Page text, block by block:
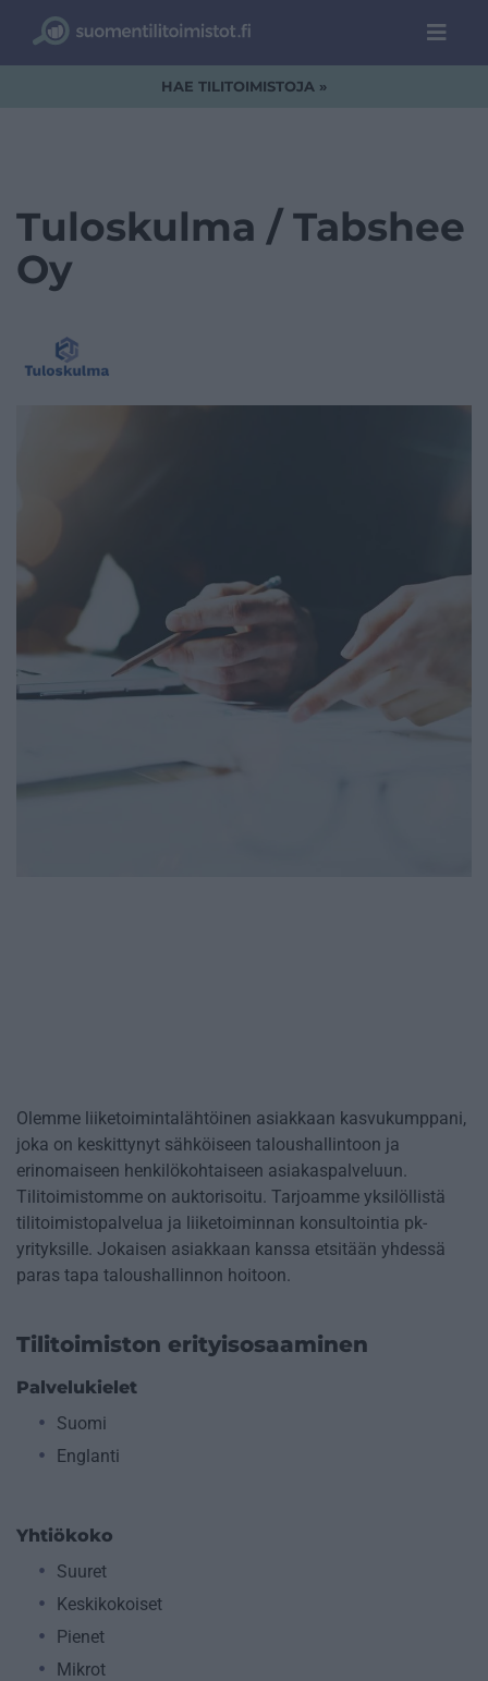
HAE TILITOIMISTOJA »
Tuloskulma / Tabshee
Oy
Olemme liiketoimintalähtöinen asiakkaan kasvukumppani,
joka on keskittynyt sähköiseen taloushallintoon ja
erinomaiseen henkilökohtaiseen asiakaspalveluun.
Tilitoimistomme on auktorisoitu. Tarjoamme yksilöllistä
tilitoimistopalvelua ja liiketoiminnan konsultointia pk-
yrityksille. Jokaisen asiakkaan kanssa etsitään yhdessä
paras tapa taloushallinnon hoitoon.
Tilitoimiston erityisosaaminen
Palvelukielet
Suomi
Englanti
Yhtiökoko
Suuret
Keskikokoiset
Pienet
Mikrot